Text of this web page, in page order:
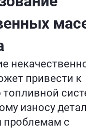
привести к
топливной
износу
проблемам с